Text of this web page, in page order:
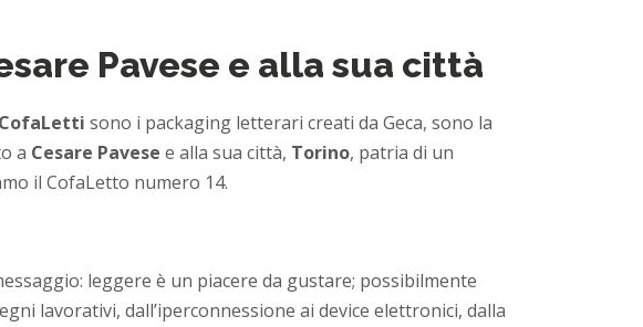
Pavese e alla sua città
CofaLetti sono i packaging letterari creati da Geca, sono la
a Cesare Pavese e alla sua città, Torino, patria di un
il CofaLetto numero 14.
leggere è un piacere da gustare; possibilmente
lavorativi, dall’iperconnessione ai device elettronici, dalla